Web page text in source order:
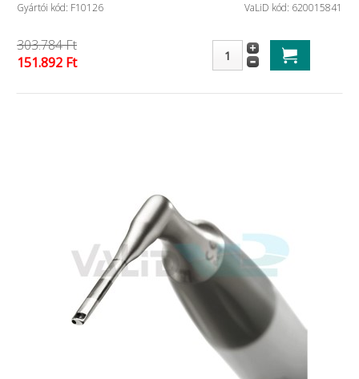
Gyártói kód: F10126 VaLiD kód: 620015841
303.784 Ft
151.892 Ft